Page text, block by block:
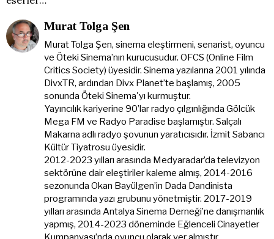
Murat Tolga Şen
Murat Tolga Şen, sinema eleştirmeni, senarist, oyuncu
ve Öteki Sinema’nın kurucusudur. OFCS (Online Film
Critics Society) üyesidir. Sinema yazılarına 2001 yılında
DivxTR, ardından Divx Planet’te başlamış, 2005
sonunda Öteki Sinema'yı kurmuştur.
Yayıncılık kariyerine 90’lar radyo çılgınlığında Gölcük
Mega FM ve Radyo Paradise başlamıştır. Salçalı
Makarna adlı radyo şovunun yaratıcısıdır. İzmit Sabancı
Kültür Tiyatrosu üyesidir.
2012-2023 yılları arasında Medyaradar’da televizyon
sektörüne dair eleştiriler kaleme almış, 2014-2016
sezonunda Okan Bayülgen’in Dada Dandinista
programında yazı grubunu yönetmiştir. 2017-2019
yılları arasında Antalya Sinema Derneği’ne danışmanlık
yapmış, 2014-2023 döneminde Eğlenceli Cinayetler